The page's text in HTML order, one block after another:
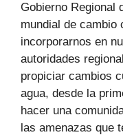
Gobierno Regional
mundial de cambio
incorporarnos en
autoridades
propiciar cambios
agua, desde la
hacer una
las amenazas que